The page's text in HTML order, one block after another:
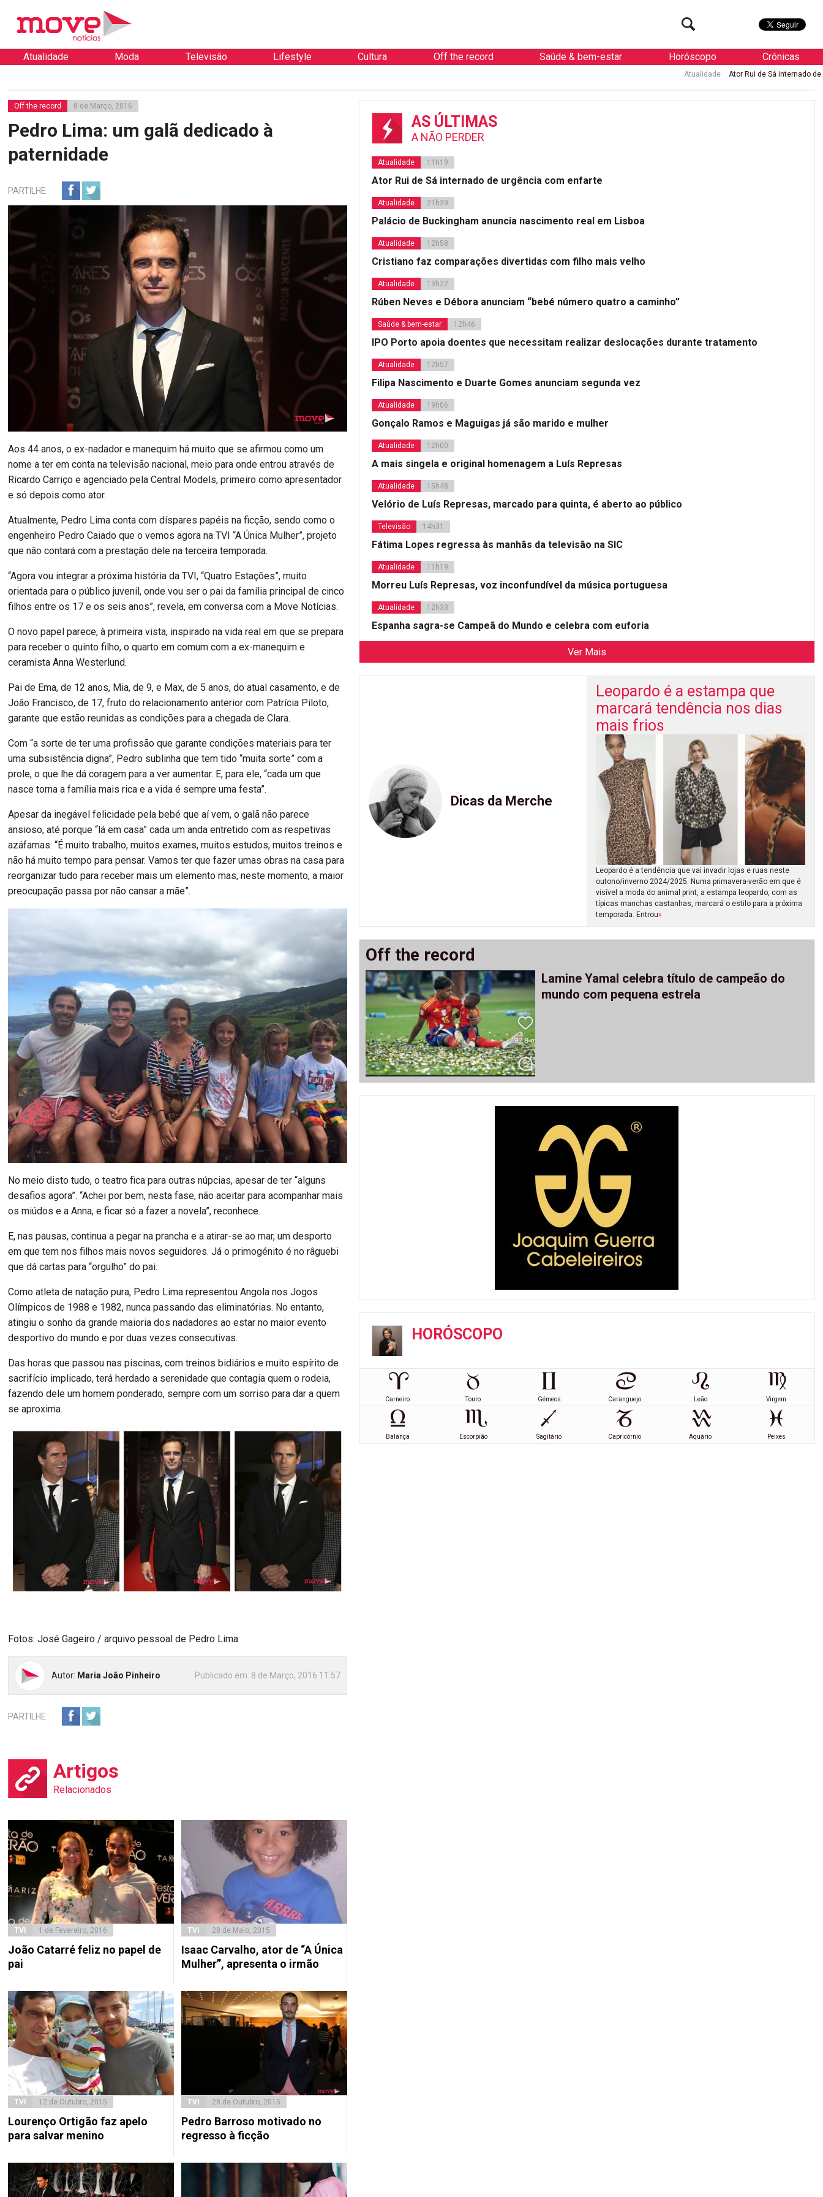
Atualidade Moda Televisão Lifestyle Cultura Off the record Saúde & bem-estar Horóscopo Crónicas
Ator Rui de Sá internado de urgência com
Off the record 8 de Março, 2016
Pedro Lima: um galã dedicado à
paternidade
PARTILHE:
Aos 44 anos, o ex-nadador e manequim há muito que se afirmou como um
nome a ter em conta na televisão nacional, meio para onde entrou através de
Ricardo Carriço e agenciado pela Central Models, primeiro como apresentador
e só depois como ator.
Atualmente, Pedro Lima conta com díspares papéis na ficção, sendo como o
engenheiro Pedro Caiado que o vemos agora na TVI “A Única Mulher”, projeto
que não contará com a prestação dele na terceira temporada.
“Agora vou integrar a próxima história da TVI, “Quatro Estações”, muito
orientada para o público juvenil, onde vou ser o pai da família principal de cinco
filhos entre os 17 e os seis anos”, revela, em conversa com a Move Notícias.
O novo papel parece, à primeira vista, inspirado na vida real em que se prepara
para receber o quinto filho, o quarto em comum com a ex-manequim e
ceramista Anna Westerlund.
Pai de Ema, de 12 anos, Mia, de 9, e Max, de 5 anos, do atual casamento, e de
João Francisco, de 17, fruto do relacionamento anterior com Patrícia Piloto,
garante que estão reunidas as condições para a chegada de Clara.
Com “a sorte de ter uma profissão que garante condições materiais para ter
uma subsistência digna”, Pedro sublinha que tem tido “muita sorte” com a
prole, o que lhe dá coragem para a ver aumentar. E, para ele, “cada um que
nasce torna a família mais rica e a vida é sempre uma festa”.
Apesar da inegável felicidade pela bebé que aí vem, o galã não parece
ansioso, até porque “lá em casa” cada um anda entretido com as respetivas
azáfamas: “É muito trabalho, muitos exames, muitos estudos, muitos treinos e
não há muito tempo para pensar. Vamos ter que fazer umas obras na casa para
reorganizar tudo para receber mais um elemento mas, neste momento, a maior
preocupação passa por não cansar a mãe”.
No meio disto tudo, o teatro fica para outras núpcias, apesar de ter “alguns
desafios agora”. “Achei por bem, nesta fase, não aceitar para acompanhar mais
os miúdos e a Anna, e ficar só a fazer a novela”, reconhece.
E, nas pausas, continua a pegar na prancha e a atirar-se ao mar, um desporto
em que tem nos filhos mais novos seguidores. Já o primogénito é no râguebi
que dá cartas para “orgulho” do pai.
Como atleta de natação pura, Pedro Lima representou Angola nos Jogos
Olímpicos de 1988 e 1982, nunca passando das eliminatórias. No entanto,
atingiu o sonho da grande maioria dos nadadores ao estar no maior evento
desportivo do mundo e por duas vezes consecutivas.
Das horas que passou nas piscinas, com treinos bidiários e muito espírito de
sacrifício implicado, terá herdado a serenidade que contagia quem o rodeia,
fazendo dele um homem ponderado, sempre com um sorriso para dar a quem
se aproxima.
Fotos: José Gageiro / arquivo pessoal de Pedro Lima
Autor: Maria João Pinheiro Publicado em: 8 de Março, 2016 11:57
PARTILHE:
Artigos
Relacionados
TVI 1 de Fevereiro, 2016
João Catarré feliz no papel de
pai
TVI 28 de Maio, 2015
Isaac Carvalho, ator de “A Única
Mulher”, apresenta o irmão
TVI 12 de Outubro, 2015
Lourenço Ortigão faz apelo
para salvar menino
TVI 28 de Outubro, 2015
Pedro Barroso motivado no
regresso à ficção
AS ÚLTIMAS
A NÃO PERDER
Atualidade 11h19
Ator Rui de Sá internado de urgência com enfarte
Atualidade 21h39
Palácio de Buckingham anuncia nascimento real em Lisboa
Atualidade 12h58
Cristiano faz comparações divertidas com filho mais velho
Atualidade 13h22
Rúben Neves e Débora anunciam “bebé número quatro a caminho”
Saúde & bem-estar 12h46
IPO Porto apoia doentes que necessitam realizar deslocações durante tratamento
Atualidade 12h57
Filipa Nascimento e Duarte Gomes anunciam segunda vez
Atualidade 19h06
Gonçalo Ramos e Maguigas já são marido e mulher
Atualidade 12h00
A mais singela e original homenagem a Luís Represas
Atualidade 15h48
Velório de Luís Represas, marcado para quinta, é aberto ao público
Televisão 14h31
Fátima Lopes regressa às manhãs da televisão na SIC
Atualidade 11h19
Morreu Luís Represas, voz inconfundível da música portuguesa
Atualidade 12h33
Espanha sagra-se Campeã do Mundo e celebra com euforia
Ver Mais
Dicas da Merche
Leopardo é a estampa que
marcará tendência nos dias
mais frios
Leopardo é a tendência que vai invadir lojas e ruas neste
outono/inverno 2024/2025. Numa primavera-verão em que é
visível a moda do animal print, a estampa leopardo, com as
típicas manchas castanhas, marcará o estilo para a próxima
temporada. Entrou»
Off the record
Lamine Yamal celebra título de campeão do
mundo com pequena estrela
HORÓSCOPO
Carneiro Touro Gémeos Caranguejo Leão Virgem
Balança Escorpião Sagitário Capricórnio Aquário Peixes